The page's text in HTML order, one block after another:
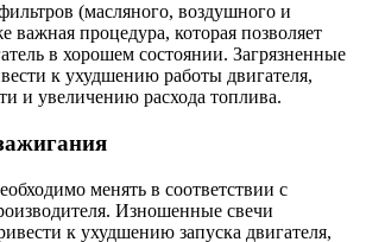
(масляного, воздушного и
важная процедура, которая позволяет
в хорошем состоянии. Загрязненные
к ухудшению работы двигателя,
и увеличению расхода топлива.
менять в соответствии с
Изношенные свечи
к ухудшению запуска двигателя,